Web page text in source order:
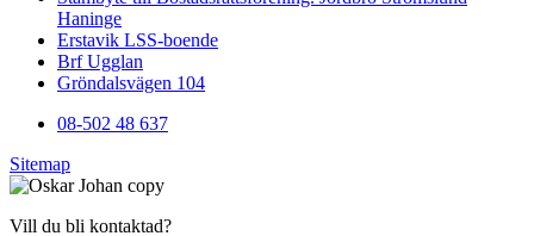
Haninge
Erstavik LSS-boende
Brf Ugglan
Gröndalsvägen 104
08-502 48 637
Sitemap
Vill du bli kontaktad?